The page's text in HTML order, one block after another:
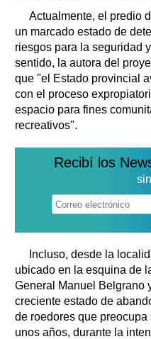
Actualmente, el predio
un marcado estado de
riesgos para la seguridad
sentido, la autora del
que "el Estado provincial
con el proceso
espacio para fines
recreativos".
Recibí los
Incluso, desde la
ubicado en la esquina de
General Manuel Belgrano
creciente estado de
de roedores que
unos años, durante la